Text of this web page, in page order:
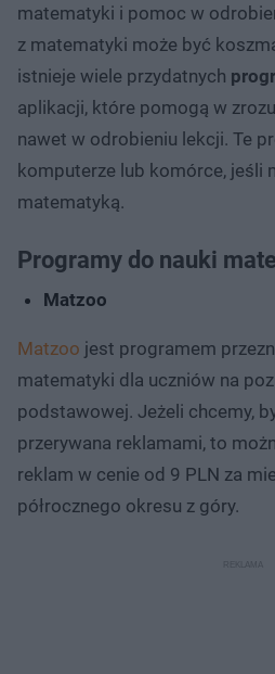
matematyki i pomoc w
z matematyki może być
istnieje wiele przydatnych
aplikacji, które pomogą w
nawet w odrobieniu lekcji. Te
komputerze lub komórce, jeśli
matematyką.
Programy do nauki
Matzoo
Matzoo jest programem
matematyki dla uczniów na
podstawowej. Jeżeli chcemy,
przerywana reklamami, to
reklam w cenie od 9 PLN za
półrocznego okresu z góry.